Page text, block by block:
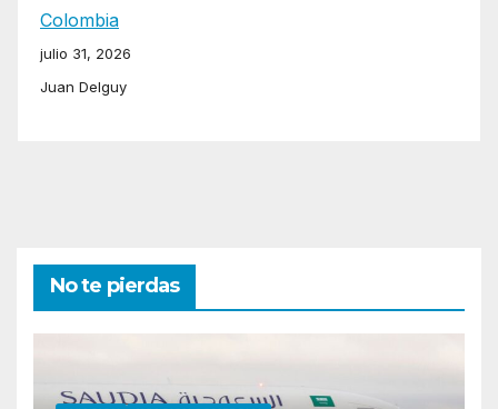
Colombia
julio 31, 2026
Juan Delguy
No te pierdas